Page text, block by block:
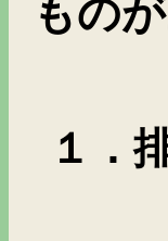
もの
１．
不良